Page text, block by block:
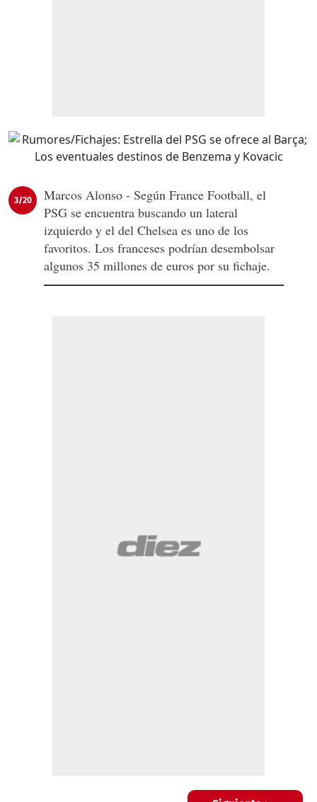
3/20
Marcos Alonso - Según France Football, el
PSG se encuentra buscando un lateral
izquierdo y el del Chelsea es uno de los
favoritos. Los franceses podrían desembolsar
algunos 35 millones de euros por su fichaje.